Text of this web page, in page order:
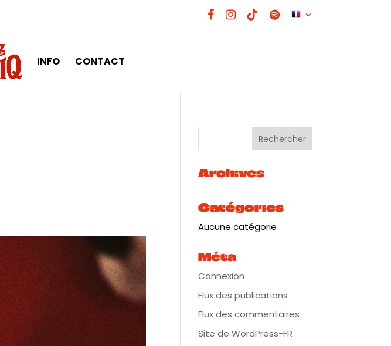
INFO CONTACT
Archives
Catégories
Aucune catégorie
Méta
Connexion
Flux des publications
Flux des commentaires
Site de WordPress-FR